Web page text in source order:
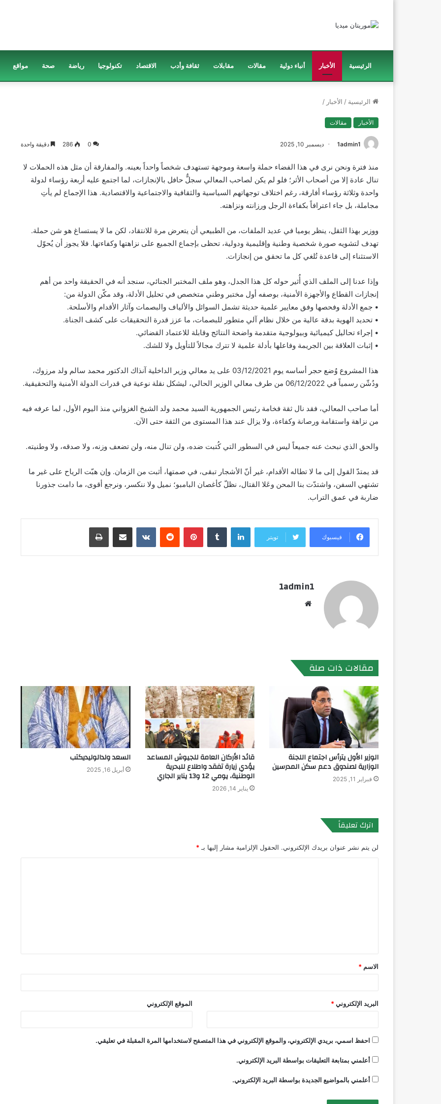
الرئيسية الأخبار أنباء دولية مقالات مقابلات ثقافة وأدب الاقتصاد تكنولوجيا رياضة صحة مواقع
الرئيسية / الأخبار /
الأخبار مقالات
1admin1 ديسمبر 10, 2025 0
286 دقيقة واحدة
منذ فترة ونحن نرى في هذا الفضاء حملة واسعة وموجهة تستهدف شخصاً واحداً بعينه. والمفارقة أن مثل هذه الحملات لا
تنال عادة إلا من أصحاب الأثر؛ فلو لم يكن لصاحب المعالي سجلٌّ حافل بالإنجازات، لما اجتمع عليه أربعة رؤساء لدولة
واحدة وثلاثة رؤساء أفارقة، رغم اختلاف توجهاتهم السياسية والثقافية والاجتماعية والاقتصادية. هذا الإجماع لم يأتِ
مجاملة، بل جاء اعترافاً بكفاءة الرجل ورزانته ونزاهته.
ووزير بهذا الثقل، ينظر يوميا في عديد الملفات، من الطبيعي أن يتعرض مرة للانتقاد، لكن ما لا يستساغ هو شن حملة.
تهدف لتشويه صورة شخصية وطنية وإقليمية ودولية، تحظى بإجماع الجميع على نزاهتها وكفاءتها. فلا يجوز أن يُحوّل
الاستثناء إلى قاعدة تُلغي كل ما تحقق من إنجازات.
وإذا عدنا إلى الملف الذي أُثير حوله كل هذا الجدل، وهو ملف المختبر الجنائي، سنجد أنه في الحقيقة واحد من أهم
إنجازات القطاع والأجهزة الأمنية، بوصفه أول مختبر وطني متخصص في تحليل الأدلة، وقد مكّن الدولة من:
• جمع الأدلة وفحصها وفق معايير علمية حديثة تشمل السوائل والألياف والبصمات وآثار الأقدام والأسلحة.
• تحديد الهوية بدقة عالية من خلال نظام آلي متطور للبصمات، ما عزز قدرة التحقيقات على كشف الجناة.
• إجراء تحاليل كيميائية وبيولوجية متقدمة واضحة النتائج وقابلة للاعتماد القضائي.
• إثبات العلاقة بين الجريمة وفاعلها بأدلة علمية لا تترك مجالاً للتأويل ولا للشك.
هذا المشروع وُضع حجر أساسه يوم 03/12/2021 على يد معالي وزير الداخلية آنذاك الدكتور محمد سالم ولد مرزوك،
ودُشّن رسمياً في 06/12/2022 من طرف معالي الوزير الحالي، ليشكل نقلة نوعية في قدرات الدولة الأمنية والتحقيقية.
أما صاحب المعالي، فقد نال ثقة فخامة رئيس الجمهورية السيد محمد ولد الشيخ الغزواني منذ اليوم الأول، لما عرفه فيه
من نزاهة واستقامة ورصانة وكفاءة، ولا يزال عند هذا المستوى من الثقة حتى الآن.
والحق الذي نبحث عنه جميعاً ليس في السطور التي كُتبت ضده، ولن تنال منه، ولن تضعف وزنه، ولا صدقه، ولا وطنيته.
قد يمتدّ القول إلى ما لا تطاله الأقدام، غير أنّ الأشجار تبقى، في صمتها، أثبت من الزمان. وإن هبّت الرياح على غير ما
تشتهي السفن، واشتدّت بنا المحن وعَلا القتال، نظلّ كأغصان البامبو؛ نميل ولا ننكسر، ونرجع أقوى، ما دامت جذورنا
ضاربة في عمق التراب.
فيسبوك تويتر
لينكدإن بينتيريست مشاركة عبر البريد طباعة
1admin1
مقالات ذات صلة
الوزير الأول يترأس اجتماع اللجنة
الوزارية لصندوق دعم سكن المدرسين
فبراير 11, 2025
قائد الأركان العامة للجيوش المساعد
يؤدي زيارة تفقد واطلاع للبحرية
الوطنية، يومي 12 و13 يناير الجاري
يناير 14, 2026
السعد ولدالوليديكتب
أبريل 16, 2025
اترك تعليقاً
لن يتم نشر عنوان بريدك الإلكتروني. الحقول الإلزامية مشار إليها بـ *
ق
*
الاسم *
البريد الإلكتروني * الموقع الإلكتروني
احفظ اسمي، بريدي الإلكتروني، والموقع الإلكتروني في هذا المتصفح لاستخدامها المرة المقبلة في تعليقي.
أعلمني بمتابعة التعليقات بواسطة البريد الإلكتروني.
أعلمني بالمواضيع الجديدة بواسطة البريد الإلكتروني.